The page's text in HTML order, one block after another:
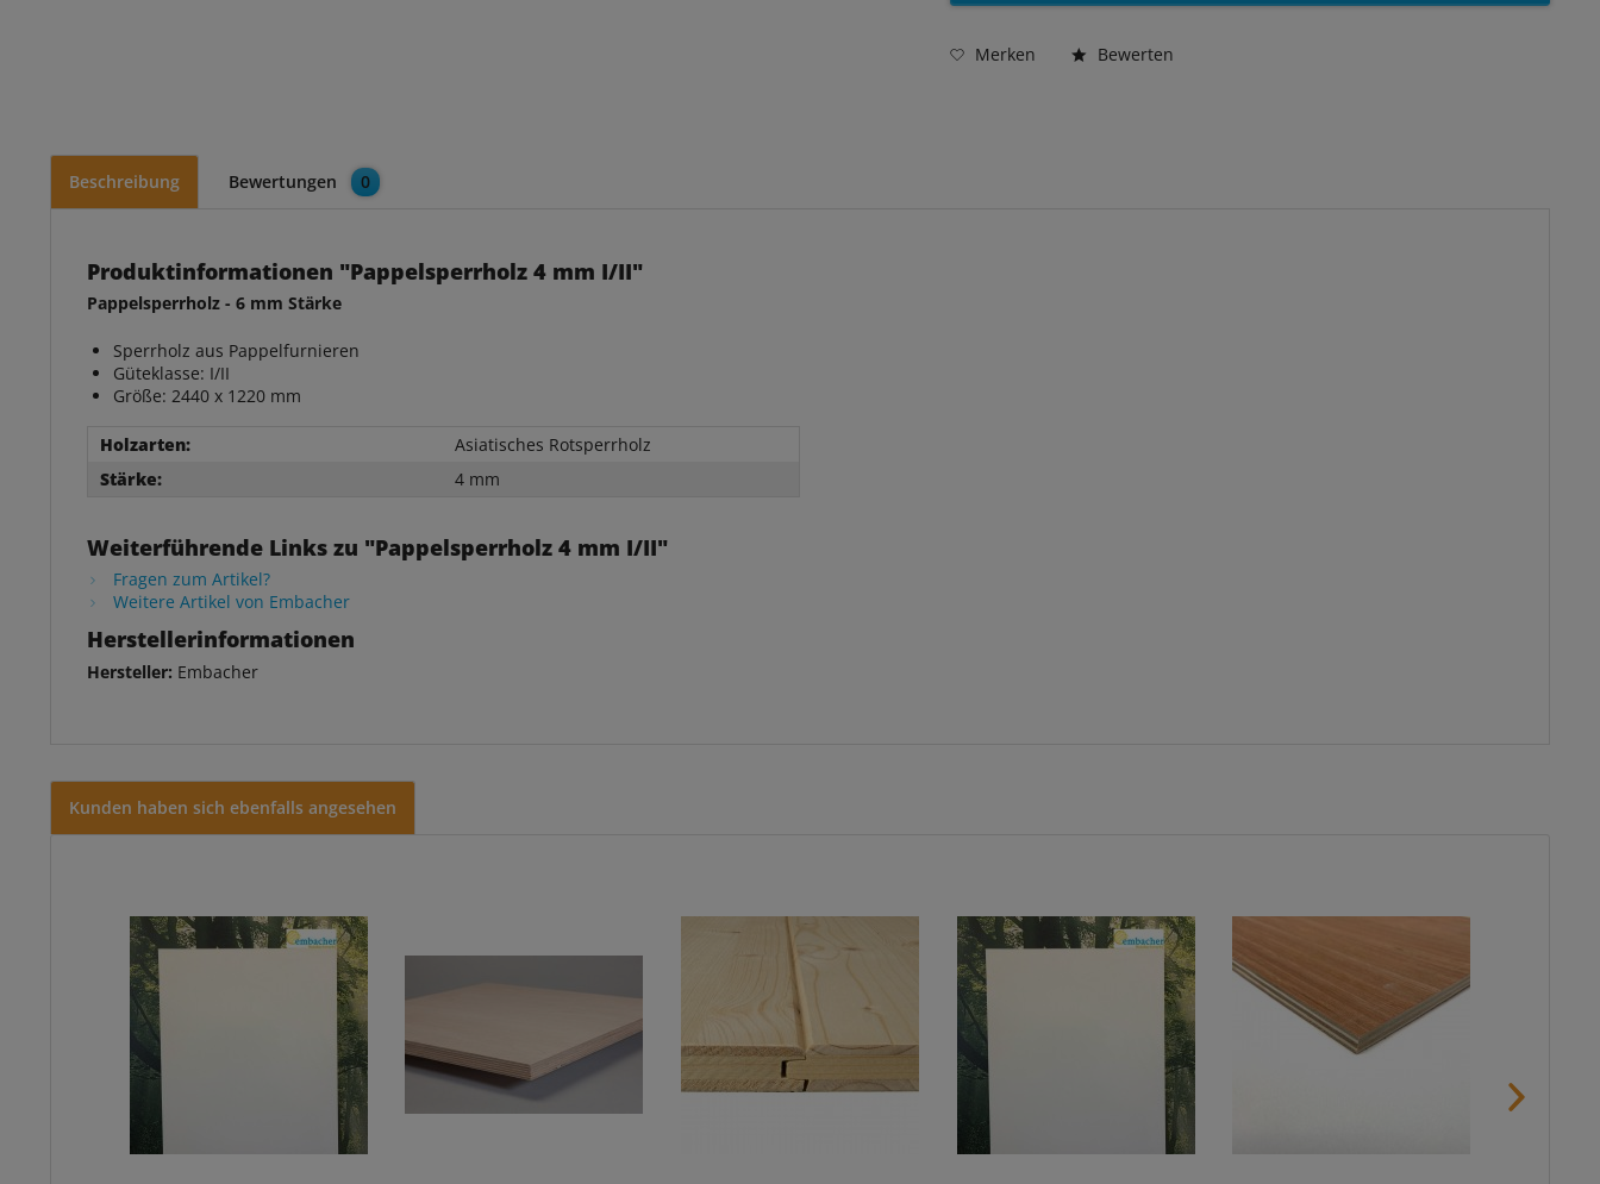
Merken Bewerten
Beschreibung Bewertungen 0
Produktinformationen "Pappelsperrholz 4 mm I/II"
Pappelsperrholz - 6 mm Stärke
Sperrholz aus Pappelfurnieren
Güteklasse: I/II
Größe: 2440 x 1220 mm
Holzarten:
Asiatisches Rotsperrholz
Stärke:
4 mm
Weiterführende Links zu "Pappelsperrholz 4 mm I/II"
Fragen zum Artikel?
Weitere Artikel von Embacher
Herstellerinformationen
Hersteller: Embacher
Kunden haben sich ebenfalls angesehen